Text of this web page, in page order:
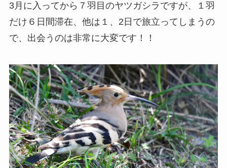
3月に入ってから７羽目のヤツガシラですが、１羽
だけ６日間滞在、他は１、2日で旅立ってしまうの
で、出会うのは非常に大変です！！